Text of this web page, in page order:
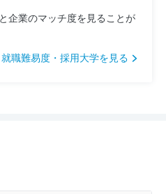
企業のマッチ度を見ることが
就職難易度・採用大学を見る